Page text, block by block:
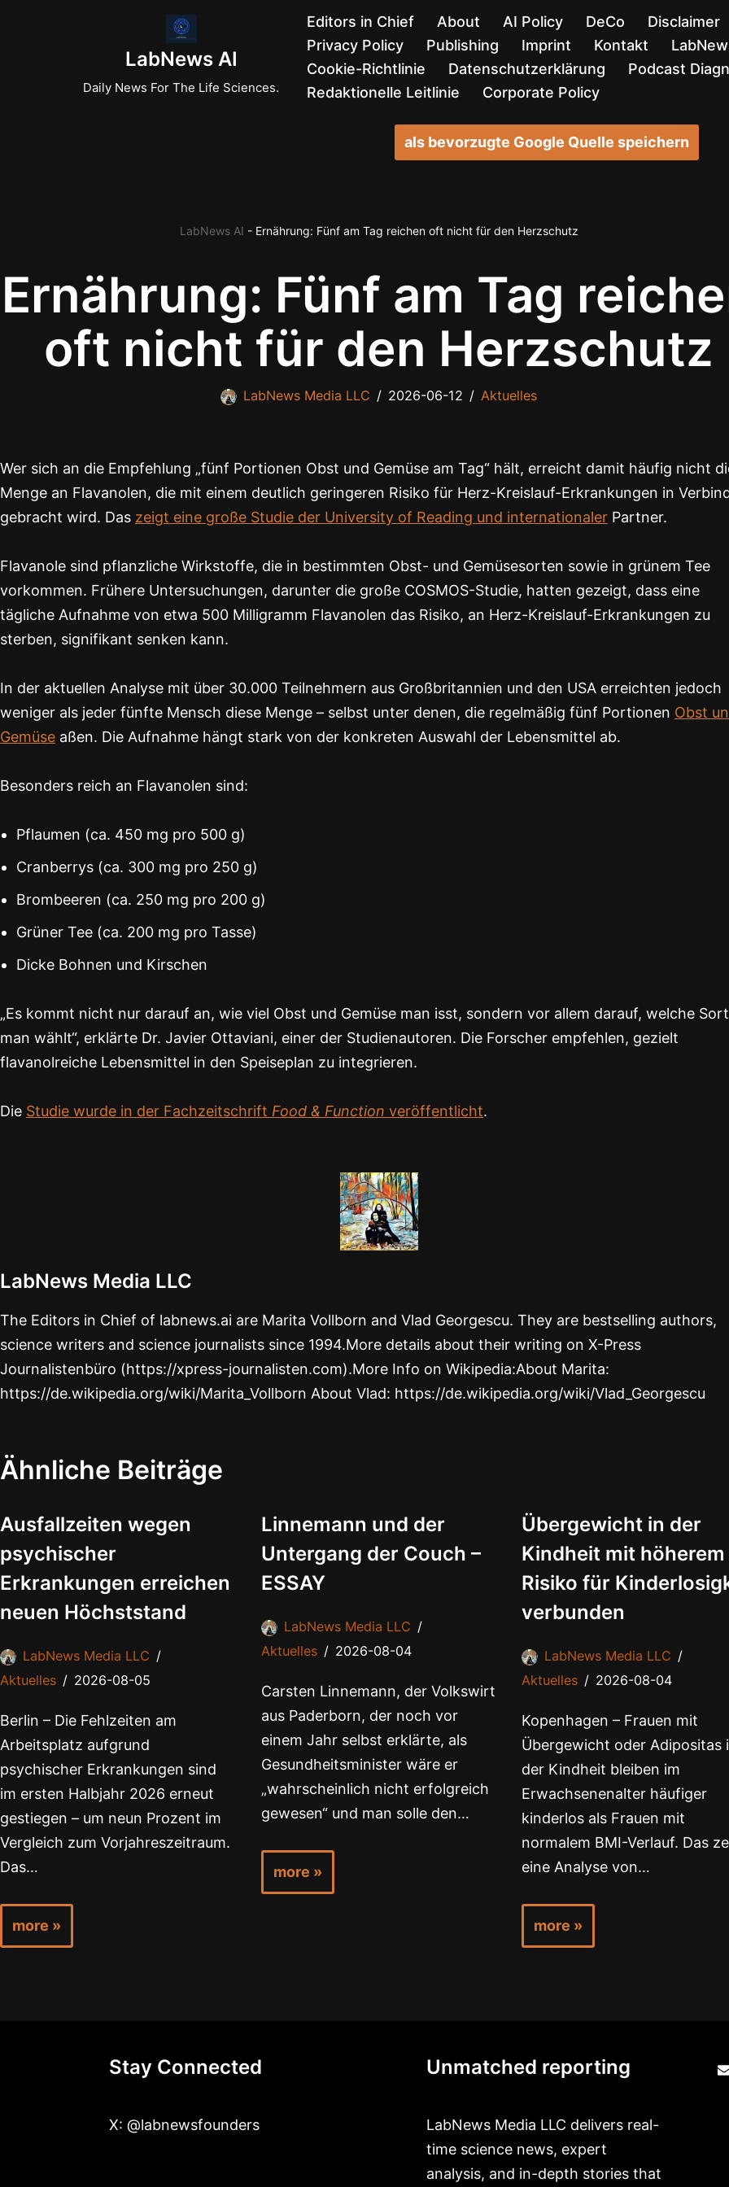
LabNews AI
Daily News For The Life Sciences.
Editors in Chief About AI Policy DeCo Disclaimer
Privacy Policy
Publishing Imprint Kontakt
Cookie-Richtlinie
Datenschutzerklärung
Podcast
Redaktionelle Leitlinie
Corporate Policy
als bevorzugte Google Quelle speichern
LabNews AI - Ernährung: Fünf am Tag reichen oft nicht für den Herzschutz
Ernährung: Fünf am Tag
oft nicht für den Herzschutz
LabNews Media LLC 2026-06-12 Aktuelles
Wer sich an die Empfehlung „fünf Portionen Obst und Gemüse am Tag“ hält, erreicht damit häufig nicht
Menge an Flavanolen, die mit einem deutlich geringeren Risiko für Herz-Kreislauf-Erkrankungen in
gebracht wird. Das zeigt eine große Studie der University of Reading und internationaler Partner.
Flavanole sind pflanzliche Wirkstoffe, die in bestimmten Obst- und Gemüsesorten sowie in grünem Tee
vorkommen. Frühere Untersuchungen, darunter die große COSMOS-Studie, hatten gezeigt, dass eine
tägliche Aufnahme von etwa 500 Milligramm Flavanolen das Risiko, an Herz-Kreislauf-Erkrankungen zu
sterben, signifikant senken kann.
In der aktuellen Analyse mit über 30.000 Teilnehmern aus Großbritannien und den USA erreichten jedoch
weniger als jeder fünfte Mensch diese Menge – selbst unter denen, die regelmäßig fünf Portionen Obst
Gemüse aßen. Die Aufnahme hängt stark von der konkreten Auswahl der Lebensmittel ab.
Besonders reich an Flavanolen sind:
Pflaumen (ca. 450 mg pro 500 g)
Cranberrys (ca. 300 mg pro 250 g)
Brombeeren (ca. 250 mg pro 200 g)
Grüner Tee (ca. 200 mg pro Tasse)
Dicke Bohnen und Kirschen
„Es kommt nicht nur darauf an, wie viel Obst und Gemüse man isst, sondern vor allem darauf, welche
man wählt“, erklärte Dr. Javier Ottaviani, einer der Studienautoren. Die Forscher empfehlen, gezielt
flavanolreiche Lebensmittel in den Speiseplan zu integrieren.
Die Studie wurde in der Fachzeitschrift Food & Function veröffentlicht.
LabNews Media LLC
The Editors in Chief of labnews.ai are Marita Vollborn and Vlad Georgescu. They are bestselling authors,
science writers and science journalists since 1994.More details about their writing on X-Press
Journalistenbüro (https://xpress-journalisten.com).More Info on Wikipedia:About Marita:
https://de.wikipedia.org/wiki/Marita_Vollborn About Vlad: https://de.wikipedia.org/wiki/Vlad_Georgescu
Ähnliche Beiträge
Ausfallzeiten wegen
psychischer
Erkrankungen erreichen
neuen Höchststand
LabNews Media LLC
Aktuelles
2026-08-05
Berlin – Die Fehlzeiten am
Arbeitsplatz aufgrund
psychischer Erkrankungen sind
im ersten Halbjahr 2026 erneut
gestiegen – um neun Prozent im
Vergleich zum Vorjahreszeitraum.
Das…
more »
Linnemann und der
Untergang der Couch –
ESSAY
LabNews Media LLC
Aktuelles
2026-08-04
Carsten Linnemann, der Volkswirt
aus Paderborn, der noch vor
einem Jahr selbst erklärte, als
Gesundheitsminister wäre er
„wahrscheinlich nicht erfolgreich
gewesen“ und man solle den…
more »
Übergewicht in der
Kindheit mit höherem
Risiko für
verbunden
LabNews Media LLC
Aktuelles
2026-08-04
Kopenhagen – Frauen mit
Übergewicht oder Adipositas
der Kindheit bleiben im
Erwachsenenalter häufiger
kinderlos als Frauen mit
normalem BMI-Verlauf. Das
eine Analyse von…
more »
Stay Connected
X: @labnewsfounders
Unmatched reporting
LabNews Media LLC delivers real-
time science news, expert
analysis, and in-depth stories that